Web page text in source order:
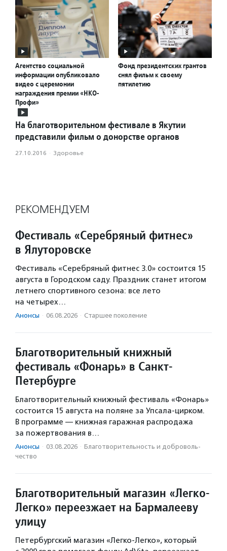
Агентство социальной
информации опубликовало
видео с церемонии
награждения премии «НКО-
Профи»
Фонд президентских грантов
снял фильм к своему
пятилетию
На благотворительном фестивале в Якутии
представили фильм о донорстве органов
27.10.2016 · Здоровье
РЕКОМЕНДУЕМ
Фестиваль «Серебряный фитнес»
в Ялуторовске
Фестиваль «Серебряный фитнес 3.0» состоится 15
августа в Городском саду. Праздник станет итогом
летнего спортивного сезона: все лето
на четырех…
Анонсы · 06.08.2026 · Старшее поколение
Благотворительный книжный
фестиваль «Фонарь» в Санкт-
Петербурге
Благотворительный книжный фестиваль «Фонарь»
состоится 15 августа на поляне за Упсала-цирком.
В программе — книжная гаражная распродажа
за пожертвования в…
Анонсы · 03.08.2026 · Благотвори­тель­ность и доброволь­
чест­во
Благотворительный магазин «Легко-
Легко» переезжает на Бармалееву
улицу
Петербургский магазин «Легко-Легко», который